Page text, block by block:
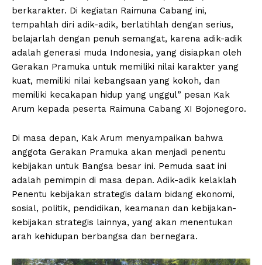
berkarakter. Di kegiatan Raimuna Cabang ini,
tempahlah diri adik-adik, berlatihlah dengan serius,
belajarlah dengan penuh semangat, karena adik-adik
adalah generasi muda Indonesia, yang disiapkan oleh
Gerakan Pramuka untuk memiliki nilai karakter yang
kuat, memiliki nilai kebangsaan yang kokoh, dan
memiliki kecakapan hidup yang unggul” pesan Kak
Arum kepada peserta Raimuna Cabang XI Bojonegoro.
Di masa depan, Kak Arum menyampaikan bahwa
anggota Gerakan Pramuka akan menjadi penentu
kebijakan untuk Bangsa besar ini. Pemuda saat ini
adalah pemimpin di masa depan. Adik-adik kelaklah
Penentu kebijakan strategis dalam bidang ekonomi,
sosial, politik, pendidikan, keamanan dan kebijakan-
kebijakan strategis lainnya, yang akan menentukan
arah kehidupan berbangsa dan bernegara.